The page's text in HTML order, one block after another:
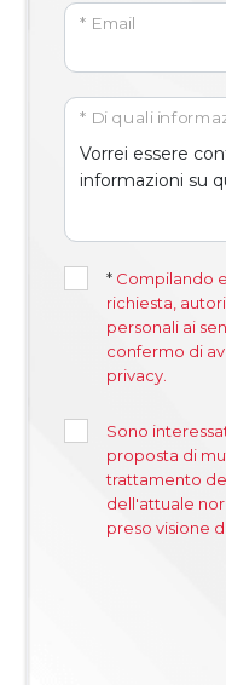
* Email
* Di quali
* Compilando
richiesta,
personali ai
confermo di
privacy.
Sono
proposta di
trattamento
dell'attuale
preso visione